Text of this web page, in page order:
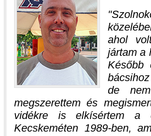
ahol
jártam a
Később
de
megszerettem és
vidékre is elkísértem a
Kecskeméten 1989-ben,